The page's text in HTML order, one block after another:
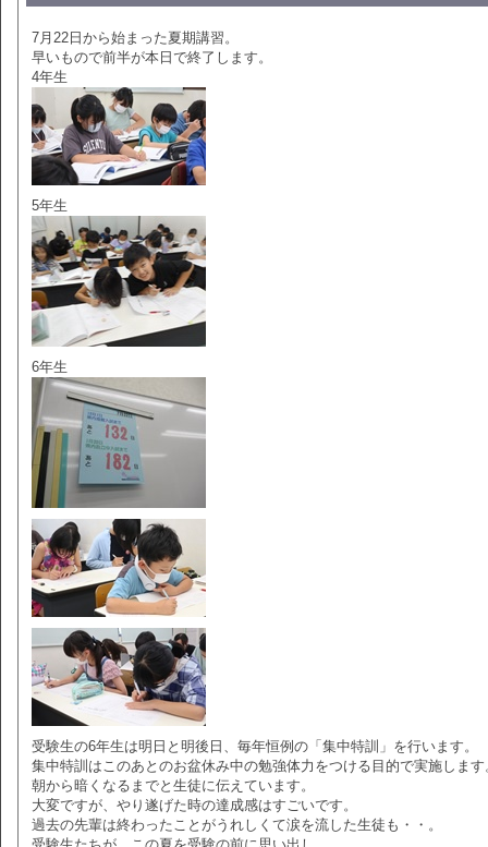
7月22日から始まった夏期講習。
早いもので前半が本日で終了します。
4年生
5年生
6年生
受験生の6年生は明日と明後日、毎年恒例の「集中特訓」を行います。
集中特訓はこのあとのお盆休み中の勉強体力をつける目的で実施します
朝から暗くなるまでと生徒に伝えています。
大変ですが、やり遂げた時の達成感はすごいです。
過去の先輩は終わったことがうれしくて涙を流した生徒も・・。